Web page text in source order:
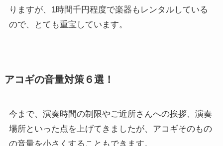
りますが、1時間千円程度で楽器もレンタルしている
ので、とても重宝しています。
アコギの音量対策６選！
今まで、演奏時間の制限やご近所さんへの挨拶、演奏
場所といった点を上げてきましたが、アコギそのもの
の音量を小さくすることもできます。